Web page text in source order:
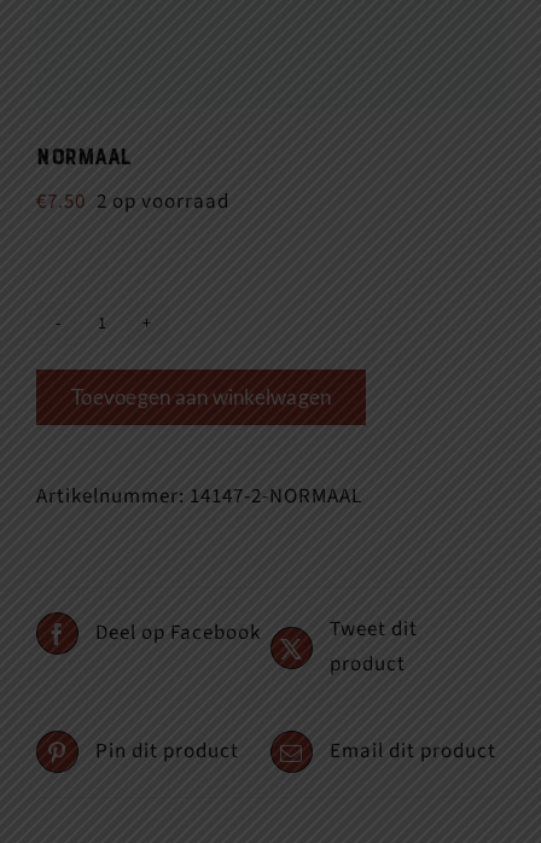
normaal
€7.50 2 op voorraad
aantal
Toevoegen aan winkelwagen
Artikelnummer: 14147-2-NORMAAL
Deel op Facebook
Tweet dit
product
Pin dit product Email dit product